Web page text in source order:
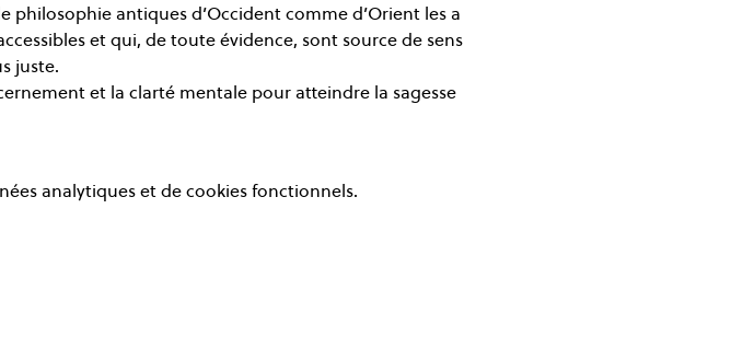
philosophie antiques d’Occident comme d’Orient les a
et qui, de toute évidence, sont source de sens
juste.
et la clarté mentale pour atteindre la sagesse
analytiques et de cookies fonctionnels.